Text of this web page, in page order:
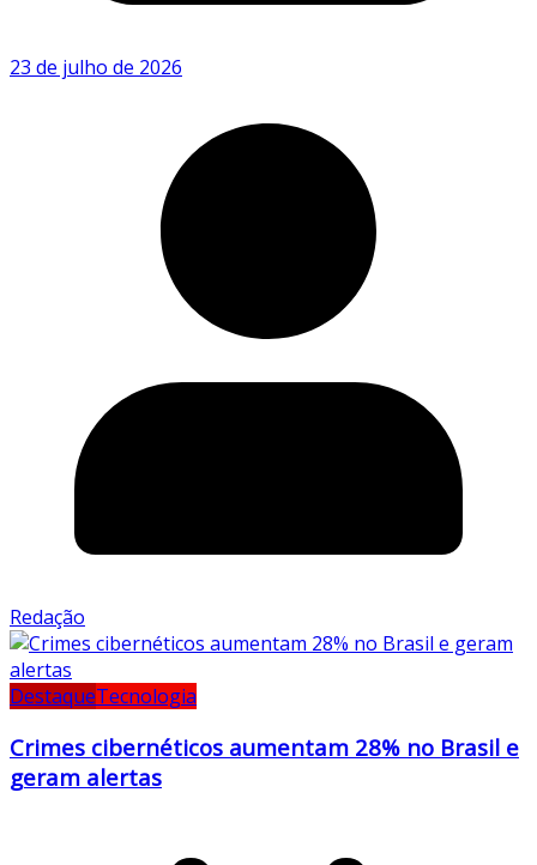
23 de julho de 2026
Redação
DestaqueTecnologia
Crimes cibernéticos aumentam 28% no Brasil e
geram alertas